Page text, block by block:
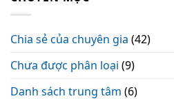
Chia sẻ của chuyên gia (42)
Chưa được phân loại (9)
Danh sách trung tâm (6)